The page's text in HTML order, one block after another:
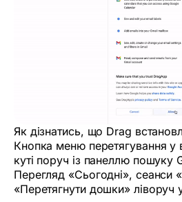
Як дізнатись, що Drag
Кнопка меню перетягування
куті поруч із панеллю пошуку
Перегляд «Сьогодні», сеанси
«Перетягнути дошки» ліворуч